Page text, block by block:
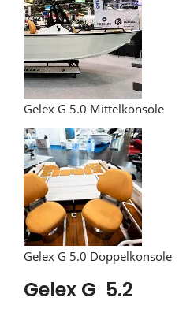
Gelex G 5.0 Mittelkonsole
Gelex G 5.0 Doppelkonsole
Gelex G 5.2